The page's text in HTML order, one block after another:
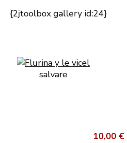
{2jtoolbox gallery id:24}
10,00 €